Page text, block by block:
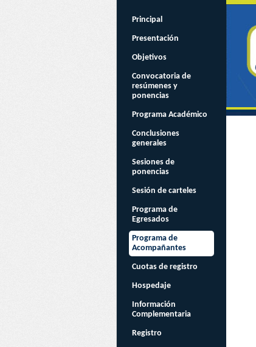
Principal
Presentación
Objetivos
Convocatoria de
resúmenes y
ponencias
Programa Académico
Conclusiones
generales
Sesiones de
ponencias
Sesión de carteles
Programa de
Egresados
Programa de
Acompañantes
Cuotas de registro
Hospedaje
Información
Complementaria
Registro